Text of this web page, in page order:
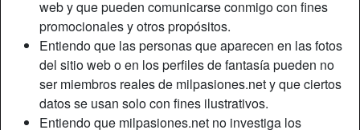
web y que pueden comunicarse conmigo con fines
promocionales y otros propósitos.
Entiendo que las personas que aparecen en las fotos
del sitio web o en los perfiles de fantasía pueden no
ser miembros reales de milpasiones.net y que ciertos
datos se usan solo con fines ilustrativos.
Entiendo que milpasiones.net no investiga los